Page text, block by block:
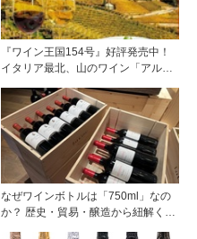
『ワイン王国154号』好評発売中！
イタリア最北、山のワイン「アル
エが偏愛するシャンパーニュ」第二
特集「この夏の主役！ ナチュラルな
ロゼワイン」
なぜワインボトルは「750ml」なの
か？ 歴史・貿易・醸造から紐解く4